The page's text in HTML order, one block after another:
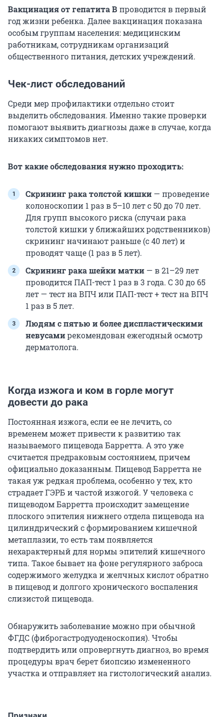
Вакцинация от гепатита Впроводится в первый
год жизни ребенка. Далее вакцинация показана
особым группам населения: медицинским
работникам, сотрудникам организаций
общественного питания, детских учреждений.
Чек-лист обследований
Среди мер профилактики отдельно стоит
выделить обследования. Именно такие проверки
помогают выявить диагнозы даже в случае, когда
никаких симптомов нет.
Вот какие обследования нужно проходить:
Скрининг рака толстой кишки — проведение
колоноскопии 1 раз в 5–10 лет с 50 до 70 лет.
Для групп высокого риска (случаи рака
толстой кишки у ближайших родственников)
скрининг начинают раньше (с 40 лет) и
проводят чаще (1 раз в 5 лет).
Скрининг рака шейки матки — в 21–29 лет
проводится ПАП-тест 1 раз в 3 года. С 30 до 65
лет — тест на ВПЧ или ПАП-тест + тест на ВПЧ
1 раз в 5 лет.
Людям с пятью и более диспластическими
невусамирекомендован ежегодный осмотр
дерматолога.
Когда изжога и ком в горле могут
довести до рака
Постоянная изжога, если ее не лечить, со
временем может привести к развитию так
называемого пищевода Барретта. А это уже
считается предраковым состоянием, причем
официально доказанным. Пищевод Барретта не
такая уж редкая проблема, особенно у тех, кто
страдает ГЭРБ и частой изжогой. У человека с
пищеводом Барретта происходит замещение
плоского эпителия нижнего отдела пищевода на
цилиндрический с формированием кишечной
метаплазии, то есть там появляется
нехарактерный для нормы эпителий кишечного
типа. Такое бывает на фоне регулярного заброса
содержимого желудка и желчных кислот обратно
в пищевод и долгого хронического воспаления
слизистой пищевода.
Обнаружить заболевание можно при обычной
ФГДС (фиброгастродуоденоскопия). Чтобы
подтвердить или опровергнуть диагноз, во время
процедуры врач берет биопсию измененного
участка и отправляет на гистологический анализ.